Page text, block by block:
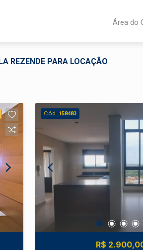
Área do
REZENDE PARA LOCAÇÃO
Cód. 158483
R$